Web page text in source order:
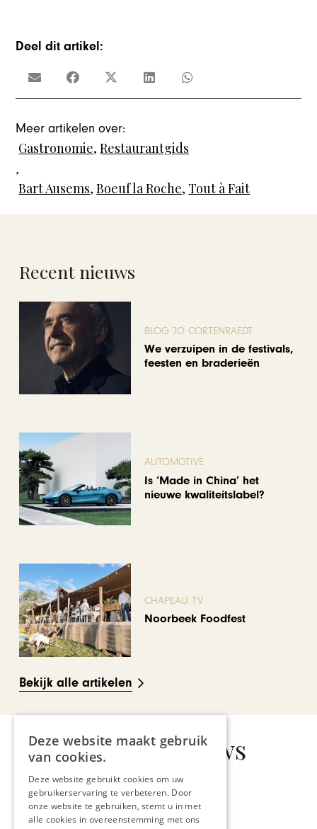
Deel dit artikel:
Meer artikelen over:
Gastronomie,Restaurantgids
,
Bart Ausems,Boeuf la Roche, Tout à Fait
Recent nieuws
BLOG JO CORTENRAEDT
We verzuipen in de festivals,
feesten en braderieën
AUTOMOTIVE
Is ‘Made in China’ het
nieuwe kwaliteitslabel?
CHAPEAU TV
Noorbeek Foodfest
Bekijk alle artikelen
Gerelateerd nieuws
Deze website maakt gebruik
van cookies.
Deze website gebruikt cookies om uw
gebruikerservaring te verbeteren. Door
onze website te gebruiken, stemt u in met
alle cookies in overeenstemming met ons